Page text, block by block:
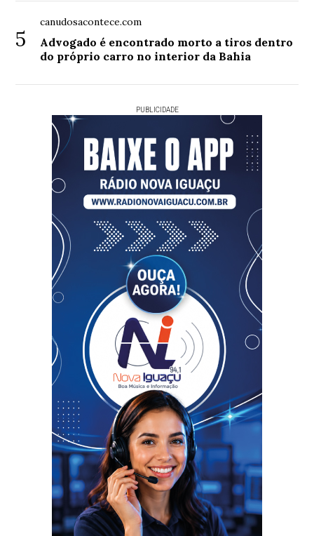
5
canudosacontece.com
Advogado é encontrado morto a tiros dentro
do próprio carro no interior da Bahia
PUBLICIDADE